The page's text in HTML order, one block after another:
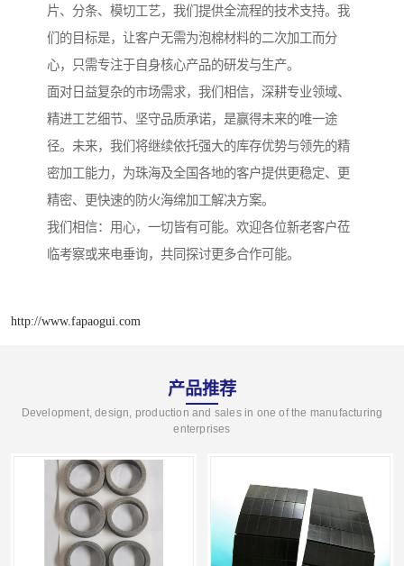
片、分条、模切工艺，我们提供全流程的技术支持。我
们的目标是，让客户无需为泡棉材料的二次加工而分
心，只需专注于自身核心产品的研发与生产。
面对日益复杂的市场需求，我们相信，深耕专业领域、
精进工艺细节、坚守品质承诺，是赢得未来的唯一途
径。未来，我们将继续依托强大的库存优势与领先的精
密加工能力，为珠海及全国各地的客户提供更稳定、更
精密、更快速的防火海绵加工解决方案。
我们相信：用心，一切皆有可能。欢迎各位新老客户莅
临考察或来电垂询，共同探讨更多合作可能。
http://www.fapaogui.com
产品推荐
Development, design, production and sales in one of the manufacturing
enterprises